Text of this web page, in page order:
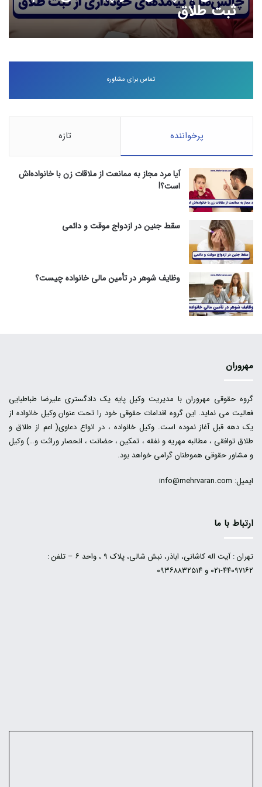
ثبت طلاق
تماس برای مشاوره
پرخواننده تازه
آیا مرد مجاز به ممانعت از ملاقات زن با خانواده‌اش
است؟!
سقط جنین در ازدواج موقت و دائمی
وظایف شوهر در تأمین مالی خانواده چیست؟
مهروران
گروه حقوقی مهروران با مدیریت وکیل پایه یک دادگستری علیرضا طباطبایی
فعالیت می نماید. این گروه اقدامات حقوقی خود را تحت عنوان وکیل خانواده از
یک دهه قبل آغاز نموده است. وکیل خانواده ، در انواع دعاوی( اعم از طلاق و
طلاق توافقی ، مطالبه مهریه و نفقه ، تمکین ، حضانت ، انحصار وراثت و…) وکیل
و مشاور حقوقی هموطنان گرامی خواهد بود.
ایمیل: info@mehrvaran.com
ارتباط با ما
تهران : آیت اله کاشانی، اباذر، نبش شالی، پلاک ۹ ، واحد ۶ – تلفن :
۴۴۰۹۷۱۶۲-۰۲۱ و ۰۹۳۶۸۸۳۲۵۱۴